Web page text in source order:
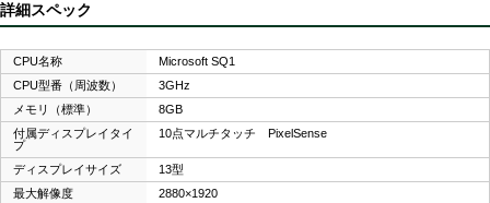
詳細スペック
CPU名称
Microsoft SQ1
CPU型番（周波数）
3GHz
メモリ（標準）
8GB
付属ディスプレイタイ
プ
10点マルチタッチ PixelSense
ディスプレイサイズ
13型
最大解像度
2880×1920